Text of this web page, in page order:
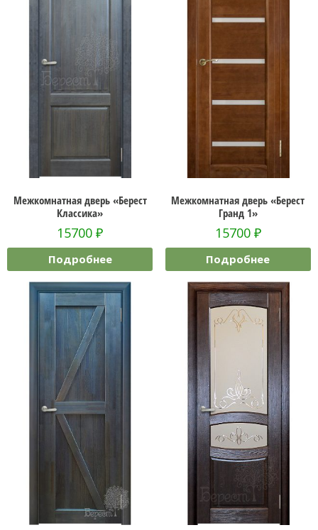
Межкомнатная дверь «Берест
Классика»
15700₽
Подробнее
Межкомнатная дверь «Берест
Гранд 1»
15700 ₽
Подробнее